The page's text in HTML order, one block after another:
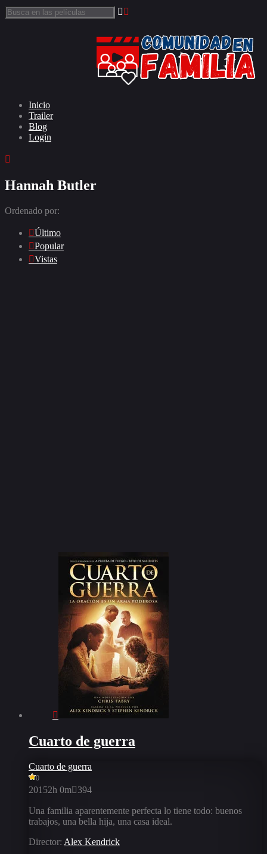
Inicio
Trailer
Blog
Login
Hannah Butler
Ordenado por:
Último
Popular
Vistas
Cuarto de guerra
Cuarto de guerra
0
20152h 0m 394
Una familia aparentemente perfecta lo tiene todo: buenos
trabajos, una bella hija, una casa ideal.
Director: Alex Kendrick